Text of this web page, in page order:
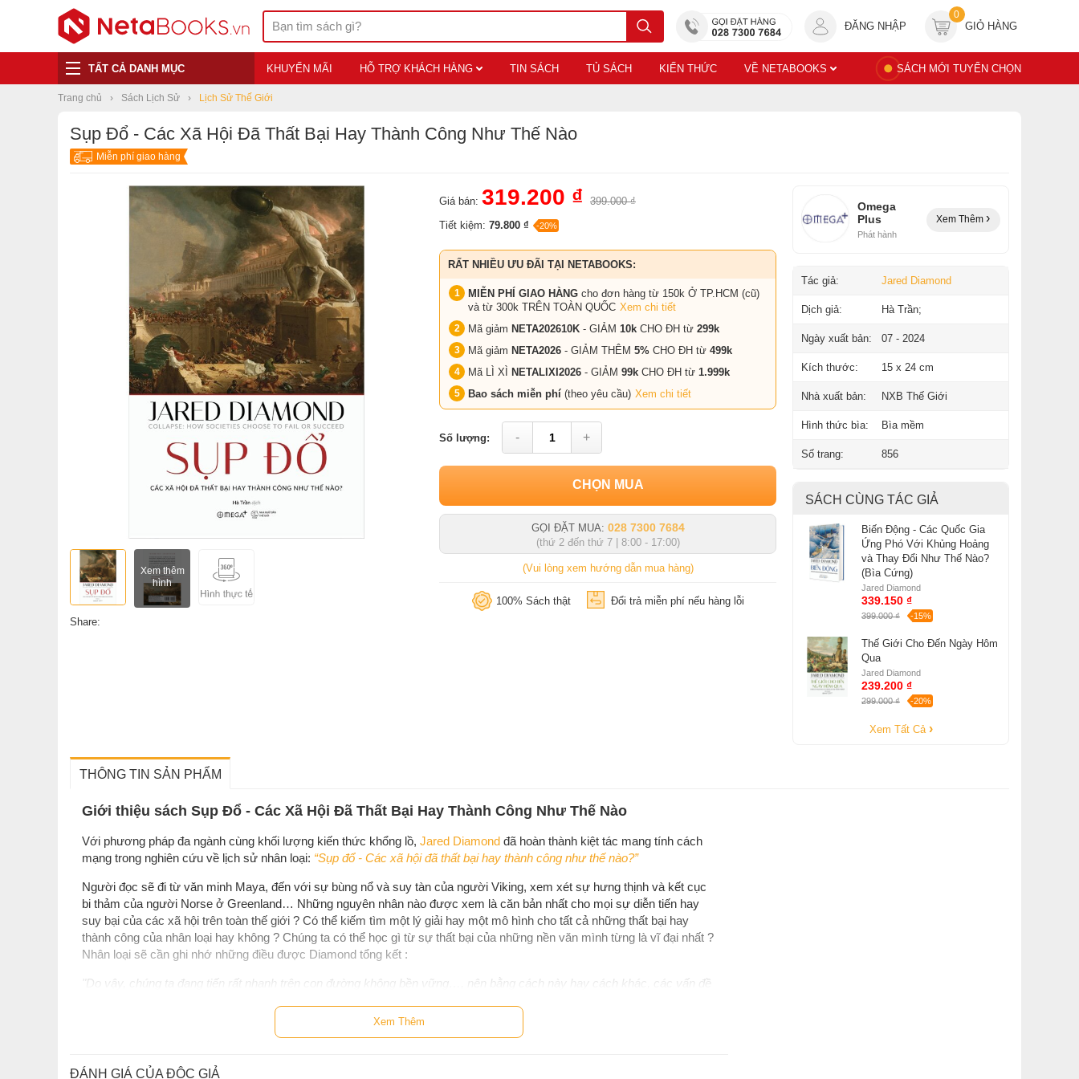
ĐĂNG NHẬP
0
GIỎ HÀNG
TẤT CẢ DANH MỤC KHUYẾN MÃI HỖ TRỢ KHÁCH HÀNG TIN SÁCH TỦ SÁCH KIẾN THỨC VỀ NETABOOKS SÁCH MỚI TUYỂN CHỌN
Trang chủ Sách Lịch Sử Lịch Sử Thế Giới
Sụp Đổ - Các Xã Hội Đã Thất Bại Hay Thành Công Như Thế Nào
Miễn phí giao hàng
Xem thêm
hình
Share:
Giá bán: 319.200 ₫
399.000 ₫
Tiết kiệm: 79.800 ₫ -20%
RẤT NHIỀU ƯU ĐÃI TẠI NETABOOKS:
MIỄN PHÍ GIAO HÀNG cho đơn hàng từ 150k Ở TP.HCM (cũ)
và từ 300k TRÊN TOÀN QUỐC Xem chi tiết
Mã giảm NETA202610K - GIẢM 10k CHO ĐH từ 299k
Mã giảm NETA2026 - GIẢM THÊM 5% CHO ĐH từ 499k
Mã LÌ XÌ
NETALIXI2026 - GIẢM 99k CHO ĐH từ 1.999k
Bao sách miễn phí (theo yêu cầu) Xem chi tiết
Số lượng: - +
CHỌN MUA
GỌI ĐẶT MUA: 028 7300 7684
(thứ 2 đến thứ 7 | 8:00 - 17:00)
(Vui lòng xem hướng dẫn mua hàng)
100% Sách thật Đổi trả miễn phí nếu hàng lỗi
Omega
Plus
Phát hành
Xem Thêm
Tác giả: Jared Diamond
Dịch giả: Hà Trần;
Ngày xuất bản: 07 - 2024
Kích thước: 15 x 24 cm
Nhà xuất bản: NXB Thế Giới
Hình thức bìa: Bìa mềm
Số trang: 856
SÁCH CÙNG TÁC GIẢ
Biến Động - Các Quốc Gia
Ứng Phó Với Khủng Hoảng
và Thay Đổi Như Thế Nào?
(Bìa Cứng)
Jared Diamond
339.150 ₫
399.000 ₫ -15%
Thế Giới Cho Đến Ngày Hôm
Qua
Jared Diamond
239.200 ₫
299.000 ₫ -20%
Xem Tất Cả
THÔNG TIN SẢN PHẨM
Giới thiệu sách Sụp Đổ - Các Xã Hội Đã Thất Bại Hay Thành Công Như Thế Nào
Với phương pháp đa ngành cùng khối lượng kiến thức khổng lồ, Jared Diamond đã hoàn thành kiệt tác mang tính cách
mạng trong nghiên cứu về lịch sử nhân loại: “Sụp đổ - Các xã hội đã thất bại hay thành công như thế nào?”
Người đọc sẽ đi từ văn minh Maya, đến với sự bùng nổ và suy tàn của người Viking, xem xét sự hưng thịnh và kết cục
bi thảm của người Norse ở Greenland… Những nguyên nhân nào được xem là căn bản nhất cho mọi sự diễn tiến hay
suy bại của các xã hội trên toàn thế giới ? Có thể kiếm tìm một lý giải hay một mô hình cho tất cả những thất bại hay
thành công của nhân loại hay không ? Chúng ta có thể học gì từ sự thất bại của những nền văn mình từng là vĩ đại nhất ?
Nhân loại sẽ cần ghi nhớ những điều được Diamond tổng kết :
"Do vậy, chúng ta đang tiến rất nhanh trên con đường không bền vững…, nên bằng cách này hay cách khác, các vấn đề
những cách thích hợp do chính chúng ta chọn lựa hay không, hay bằng những cách tiêu cực mà chúng ta không muốn
chọn lựa như chiến tranh, diệt chủng, dịch bệnh và các xã hội sụp đổ. Trong khi tất cả các hiện tượng tàn khốc trên luôn
theo và bất ổn chính trị. "
Xem Thêm
ĐÁNH GIÁ CỦA ĐỘC GIẢ